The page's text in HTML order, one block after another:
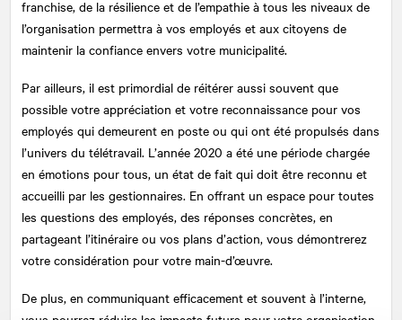
franchise, de la résilience et de l’empathie à tous les niveaux de
l’organisation permettra à vos employés et aux citoyens de
maintenir la confiance envers votre municipalité.
Par ailleurs, il est primordial de réitérer aussi souvent que
possible votre appréciation et votre reconnaissance pour vos
employés qui demeurent en poste ou qui ont été propulsés dans
l’univers du télétravail. L’année 2020 a été une période chargée
en émotions pour tous, un état de fait qui doit être reconnu et
accueilli par les gestionnaires. En offrant un espace pour toutes
les questions des employés, des réponses concrètes, en
partageant l’itinéraire ou vos plans d’action, vous démontrerez
votre considération pour votre main-d’œuvre.
De plus, en communiquant efficacement et souvent à l’interne,